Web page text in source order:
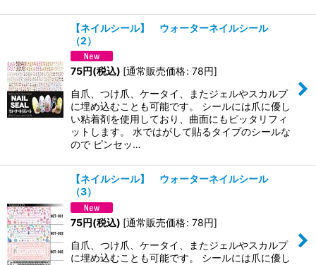
【ネイルシール】 ウォーターネイルシール
（2）
75円(税込) [通常販売価格: 78円]
自爪、つけ爪、ケータイ、またジェルやスカルプ
に埋め込むことも可能です。 シールには爪に優し
い粘着剤を使用しており、曲面にもピッタリフィ
ットします。 水ではがして貼るタイプのシールな
ので ピンセッ…
【ネイルシール】 ウォーターネイルシール
（3）
75円(税込) [通常販売価格: 78円]
自爪、つけ爪、ケータイ、またジェルやスカルプ
に埋め込むことも可能です。 シールには爪に優し